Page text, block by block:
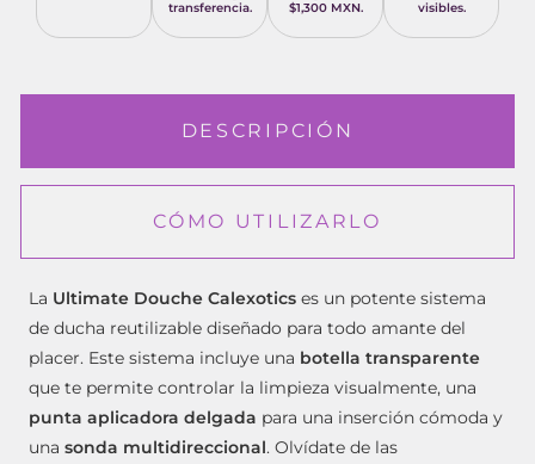
transferencia.
$1,300 MXN.
visibles.
DESCRIPCIÓN
CÓMO UTILIZARLO
La Ultimate Douche Calexotics es un potente sistema
de ducha reutilizable diseñado para todo amante del
placer. Este sistema incluye una botella transparente
que te permite controlar la limpieza visualmente, una
punta aplicadora delgada para una inserción cómoda y
una sonda multidireccional. Olvídate de las